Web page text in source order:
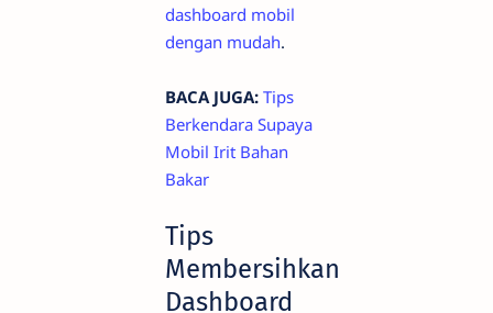
dashboard mobil
dengan mudah.
BACA JUGA: Tips
Berkendara Supaya
Mobil Irit Bahan
Bakar
Tips
Membersihkan
Dashboard